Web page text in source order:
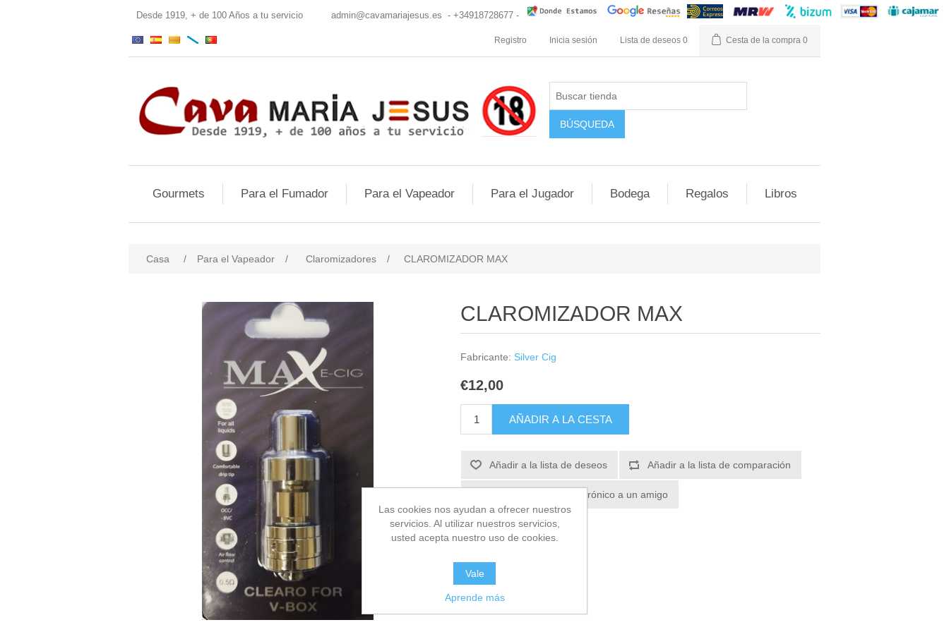
Desde 1919, + de 100 Años a tu servicio admin@cavamariajesus.es - +34918728677 -
Registro Inicia sesión Lista de deseos 0 Cesta de la compra 0
Gourmets Para el Fumador Para el Vapeador Para el Jugador Bodega Regalos Libros
Casa / Para el Vapeador / Claromizadores / CLAROMIZADOR MAX
CLAROMIZADOR MAX
Fabricante: Silver Cig
€12,00
Las cookies nos ayudan a ofrecer nuestros
servicios. Al utilizar nuestros servicios,
usted acepta nuestro uso de cookies.
Vale
Aprende más